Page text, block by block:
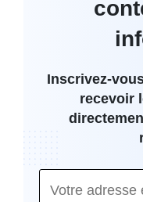
Inscrivez-
recevoir